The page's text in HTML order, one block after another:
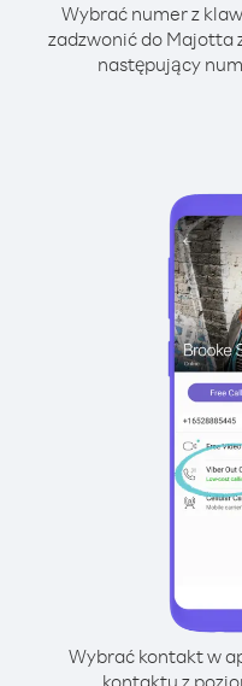
Wybrać numer z
zadzwonić do Majotta
następujący
Wybrać kontakt w
kontaktu z